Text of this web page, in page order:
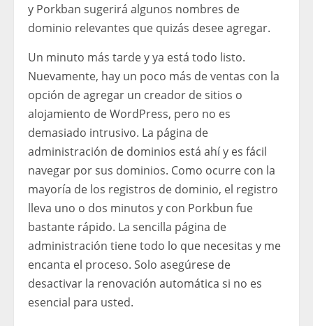
y Porkban sugerirá algunos nombres de
dominio relevantes que quizás desee agregar.
Un minuto más tarde y ya está todo listo.
Nuevamente, hay un poco más de ventas con la
opción de agregar un creador de sitios o
alojamiento de WordPress, pero no es
demasiado intrusivo. La página de
administración de dominios está ahí y es fácil
navegar por sus dominios. Como ocurre con la
mayoría de los registros de dominio, el registro
lleva uno o dos minutos y con Porkbun fue
bastante rápido. La sencilla página de
administración tiene todo lo que necesitas y me
encanta el proceso. Solo asegúrese de
desactivar la renovación automática si no es
esencial para usted.